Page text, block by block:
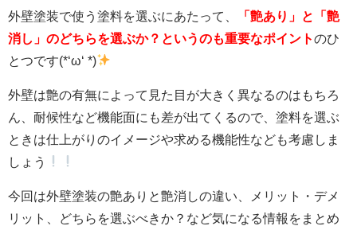
外壁塗装で使う塗料を選ぶにあたって、
「艶あり」と「艶
消し」のどちらを選ぶか？というのも重要なポイントのひ
とつです(*‘ω‘ *)
外壁は艶の有無によって見た目が大きく異なるのはもちろ
ん、耐候性など機能面にも差が出てくるので、塗料を選ぶ
ときは仕上がりのイメージや求める機能性なども考慮しま
しょう
今回は外壁塗装の艶ありと艶消しの違い、メリット・デメ
リット、どちらを選ぶべきか？など気になる情報をまとめ